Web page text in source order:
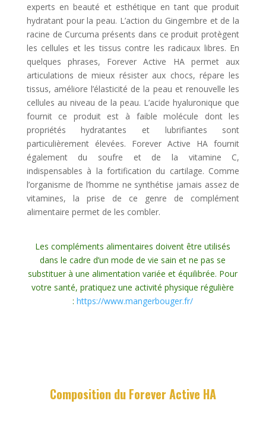
experts en beauté et esthétique en tant que produit
hydratant pour la peau. L’action du Gingembre et de la
racine de Curcuma présents dans ce produit protègent
les cellules et les tissus contre les radicaux libres. En
quelques phrases, Forever Active HA permet aux
articulations de mieux résister aux chocs, répare les
tissus, améliore l’élasticité de la peau et renouvelle les
cellules au niveau de la peau. L’acide hyaluronique que
fournit ce produit est à faible molécule dont les
propriétés hydratantes et lubrifiantes sont
particulièrement élevées. Forever Active HA fournit
également du soufre et de la vitamine C,
indispensables à la fortification du cartilage. Comme
l’organisme de l’homme ne synthétise jamais assez de
vitamines, la prise de ce genre de complément
alimentaire permet de les combler.
Les compléments alimentaires doivent être utilisés
dans le cadre d’un mode de vie sain et ne pas se
substituer à une alimentation variée et équilibrée. Pour
votre santé, pratiquez une activité physique régulière
:https://www.mangerbouger.fr/
Composition du Forever Active HA